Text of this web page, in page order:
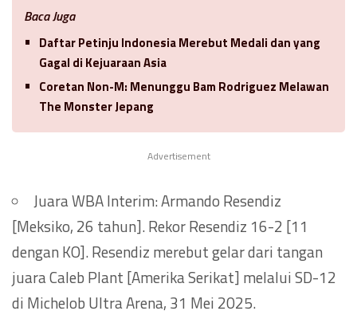
Baca Juga
Daftar Petinju Indonesia Merebut Medali dan yang
Gagal di Kejuaraan Asia
Coretan Non-M: Menunggu Bam Rodriguez Melawan
The Monster Jepang
Advertisement
Juara WBA Interim: Armando Resendiz
[Meksiko, 26 tahun]. Rekor Resendiz 16-2 [11
dengan KO]. Resendiz merebut gelar dari tangan
juara Caleb Plant [Amerika Serikat] melalui SD-12
di Michelob Ultra Arena, 31 Mei 2025.